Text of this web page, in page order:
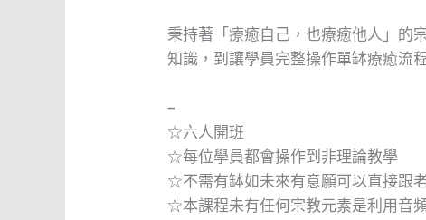
秉持著「療癒自己，也療癒他人」的
知識，到讓學員完整操作單缽療癒流
—
☆六人開班
☆每位學員都會操作到非理論教學
☆不需有缽如未來有意願可以直接跟
☆本課程未有任何宗教元素是利用音